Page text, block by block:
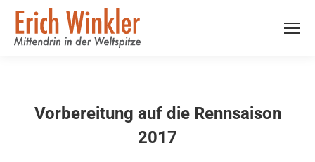
Vorbereitung auf die Rennsaison
2017